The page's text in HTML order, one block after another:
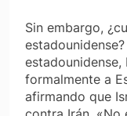
Sin embargo,
formalmente a
afirmando que